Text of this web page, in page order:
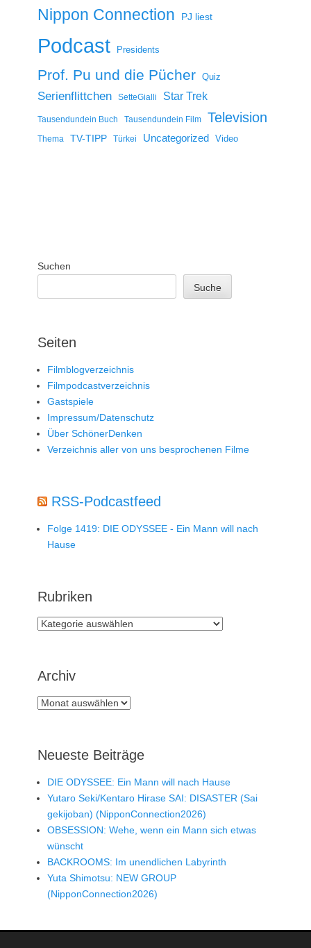
Nippon Connection PJ liest
Podcast Presidents
Prof. Pu und die Pücher Quiz
Serienflittchen SetteGialli Star Trek
Tausendundein Buch Tausendundein Film Television
Thema TV-TIPP Türkei Uncategorized Video
Suchen
Suche
Seiten
Filmblogverzeichnis
Filmpodcastverzeichnis
Gastspiele
Impressum/Datenschutz
Über SchönerDenken
Verzeichnis aller von uns besprochenen Filme
RSS-Podcastfeed
Folge 1419: DIE ODYSSEE - Ein Mann will nach
Hause
Rubriken
Rubriken
Archiv
Archiv
Neueste Beiträge
DIE ODYSSEE: Ein Mann will nach Hause
Yutaro Seki/Kentaro Hirase SAI: DISASTER (Sai
gekijoban) (NipponConnection2026)
OBSESSION: Wehe, wenn ein Mann sich etwas
wünscht
BACKROOMS: Im unendlichen Labyrinth
Yuta Shimotsu: NEW GROUP
(NipponConnection2026)